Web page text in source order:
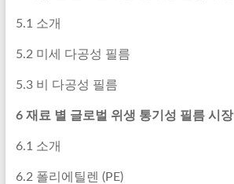
5.1 소개
5.2 미세 다공성 필름
5.3 비 다공성 필름
6 재료 별 글로벌 위생 통기성 필름 시장
6.1 소개
6.2 폴리에틸렌 (PE)